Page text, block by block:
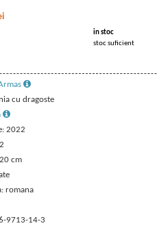
in stoc
stoc suficient
cu dragoste
2022
cm
romana
9713-14-3